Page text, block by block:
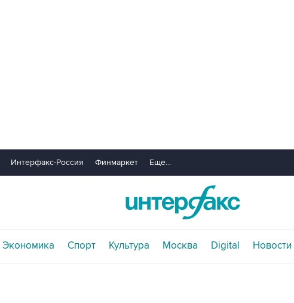
Интерфакс-Россия Финмаркет Еще...
Экономика Спорт Культура Москва Digital Новости